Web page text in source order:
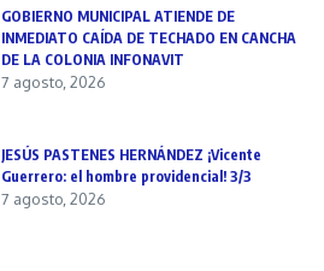
GOBIERNO MUNICIPAL ATIENDE DE
INMEDIATO CAÍDA DE TECHADO EN CANCHA
DE LA COLONIA INFONAVIT
7 agosto, 2026
JESÚS PASTENES HERNÁNDEZ ¡Vicente
Guerrero: el hombre providencial! 3/3
7 agosto, 2026